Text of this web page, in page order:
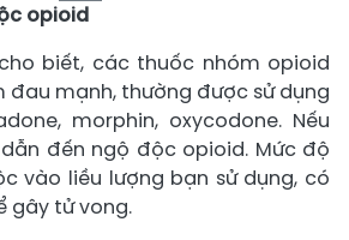
opioid
biết, các thuốc nhóm opioid
mạnh, thường được sử dụng
morphin, oxycodone. Nếu
đến ngộ độc opioid. Mức độ
vào liều lượng bạn sử dụng, có
gây tử vong.